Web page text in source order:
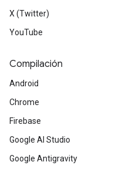
X (Twitter)
YouTube
Compilación
Android
Chrome
Firebase
Google AI Studio
Google Antigravity